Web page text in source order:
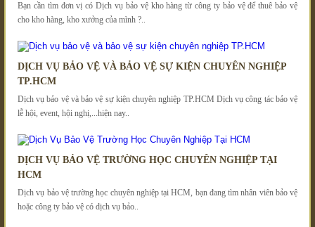
Bạn cần tìm đơn vị có Dịch vụ bảo vệ kho hàng từ công ty bảo vệ để thuê bảo vệ
cho kho hàng, kho xưởng của mình ?..
DỊCH VỤ BẢO VỆ VÀ BẢO VỆ SỰ KIỆN CHUYÊN NGHIỆP
TP.HCM
Dịch vụ bảo vệ và bảo vệ sự kiện chuyên nghiệp TP.HCM Dịch vụ công tác bảo vệ
lễ hội, event, hội nghị,...hiện nay..
DỊCH VỤ BẢO VỆ TRƯỜNG HỌC CHUYÊN NGHIỆP TẠI
HCM
Dịch vụ bảo vệ trường học chuyên nghiệp tại HCM, bạn đang tìm nhân viên bảo vệ
hoặc công ty bảo vệ có dịch vụ bảo..